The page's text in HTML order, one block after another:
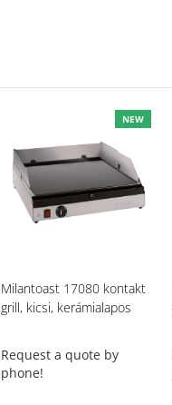
NEW
Milantoast 17080 kontakt
grill, kicsi, kerámialapos
Request a quote by
phone!